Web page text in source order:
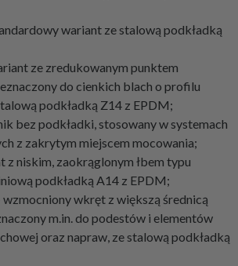
wariant ze stalową podkładką
ze zredukowanym punktem
do cienkich blach o profilu
podkładką Z14 z EPDM;
bez podkładki, stosowany w systemach
z zakrytym miejscem mocowania;
z niskim, zaokrąglonym łbem typu
podkładką A14 z EPDM;
wzmocniony wkręt z większą średnicą
m.in. do podestów i elementów
oraz napraw, ze stalową podkładką